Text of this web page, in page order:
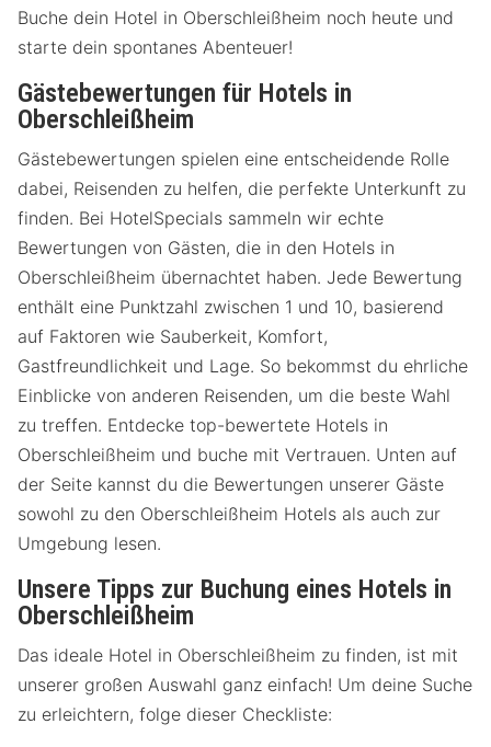
Buche dein Hotel in Oberschleißheim noch heute und
starte dein spontanes Abenteuer!
Gästebewertungen für Hotels in
Oberschleißheim
Gästebewertungen spielen eine entscheidende Rolle
dabei, Reisenden zu helfen, die perfekte Unterkunft zu
finden. Bei HotelSpecials sammeln wir echte
Bewertungen von Gästen, die in den Hotels in
Oberschleißheim übernachtet haben. Jede Bewertung
enthält eine Punktzahl zwischen 1 und 10, basierend
auf Faktoren wie Sauberkeit, Komfort,
Gastfreundlichkeit und Lage. So bekommst du ehrliche
Einblicke von anderen Reisenden, um die beste Wahl
zu treffen. Entdecke top-bewertete Hotels in
Oberschleißheim und buche mit Vertrauen. Unten auf
der Seite kannst du die Bewertungen unserer Gäste
sowohl zu den Oberschleißheim Hotels als auch zur
Umgebung lesen.
Unsere Tipps zur Buchung eines Hotels in
Oberschleißheim
Das ideale Hotel in Oberschleißheim zu finden, ist mit
unserer großen Auswahl ganz einfach! Um deine Suche
zu erleichtern, folge dieser Checkliste: